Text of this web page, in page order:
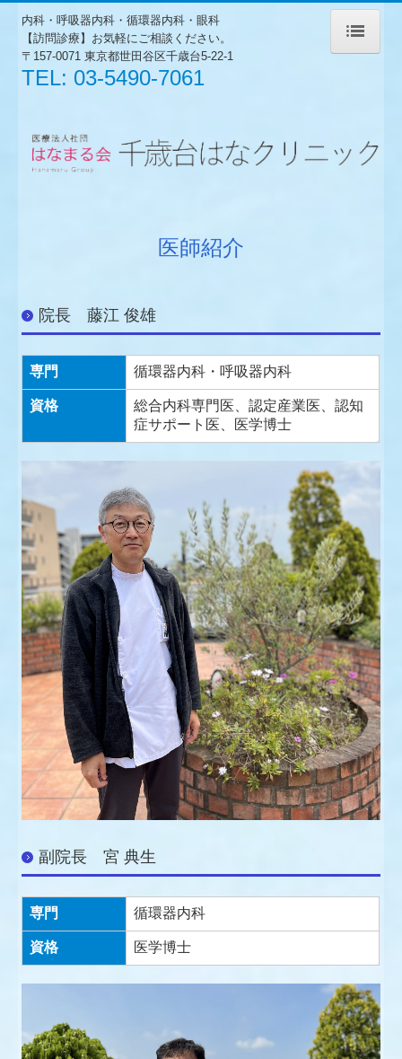
ホーム
訪問診療のご案内
烏山はなクリニック
グループホームももちゃん
往診します
内科外来予約
内科・呼吸器内科・循環器内科・ 眼科
【訪問診療】お気軽にご相談ください。
〒157-0071 東京都世田谷区千歳台5-22-1
TEL: 03-5490-7061
医師紹介
院長 藤江 俊雄
専門 循環器内科・呼吸器内科
資格
総合内科専門医、認定産業医、認知
症サポート医、医学博士
副院長 宮 典生
専門 循環器内科
資格 医学博士